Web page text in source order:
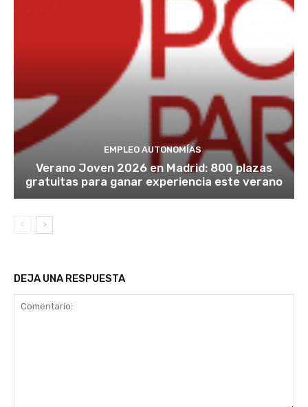
EMPLEO AUTONOMÍAS
Verano Joven 2026 en Madrid: 800 plazas
gratuitas para ganar experiencia este verano
DEJA UNA RESPUESTA